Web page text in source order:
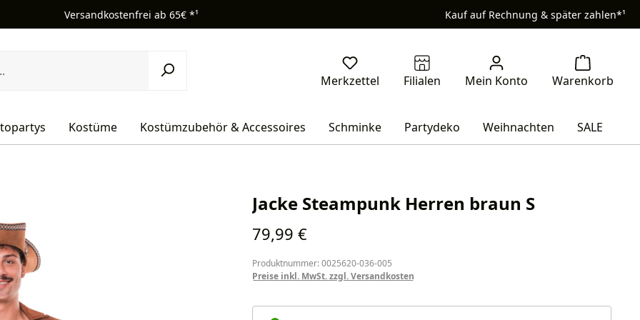
Versandkostenfrei ab 65€ *¹ Kauf auf Rechnung & später zahlen*¹
Kostüme Kostümzubehör & Accessoires Schminke Partydeko Weihnachten SALE
Jacke Steampunk Herren braun S
Regulärer Preis:
79,99 €
Produktnummer: 0025620-036-005
Preise inkl. MwSt. zzgl. Versandkosten